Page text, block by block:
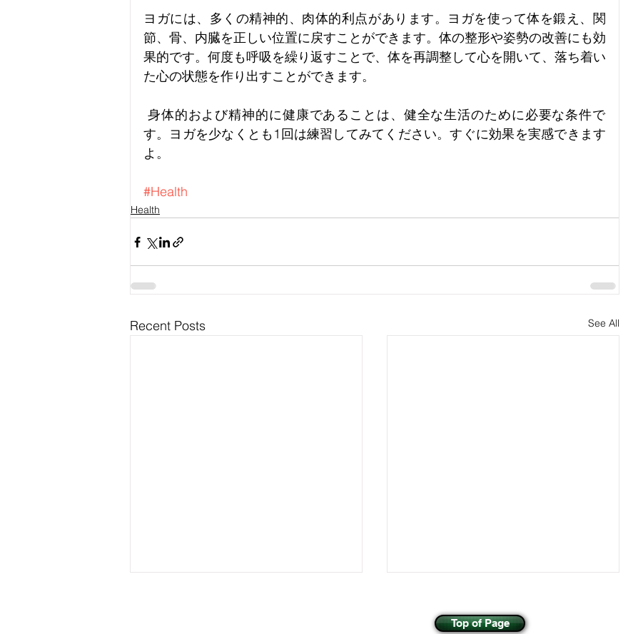
ヨガには、多くの精神的、肉体的利点があります。ヨガを使って体を鍛え、関
節、骨、内臓を正しい位置に戻すことができます。体の整形や姿勢の改善にも効
果的です。何度も呼吸を繰り返すことで、体を再調整して心を開いて、落ち着い
た心の状態を作り出すことができます。
す。ヨガを少なくとも1回は練習してみてください。すぐに効果を実感できます
よ。
#Health
Health
Recent Posts See All
Top of Page